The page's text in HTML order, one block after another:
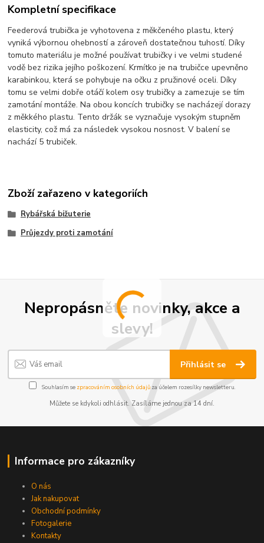
Kompletní specifikace
Feederová trubička je vyhotovena z měkčeného plastu, který
vyniká výbornou ohebností a zároveň dostatečnou tuhostí. Díky
tomuto materiálu je možné používat trubičky i ve velmi studené
vodě bez rizika jejího poškození. Krmítko je na trubičce upevněno
karabinkou, která se pohybuje na očku z pružinové oceli. Díky
tomu se velmi dobře otáčí kolem osy trubičky a zamezuje se tím
zamotání montáže. Na obou koncích trubičky se nacházejí dorazy
z měkkého plastu. Tento držák se vyznačuje vysokým stupněm
elasticity, což má za následek vysokou nosnost. V balení se
nachází 5 trubiček.
Zboží zařazeno v kategoriích
Rybářská bižuterie
Průjezdy proti zamotání
Nepropásněte novinky, akce a
slevy!
Přihlásit se
Souhlasím se zpracováním osobních údajůza účelem rozesílky newsletteru.
Můžete se kdykoli odhlásit. Zasíláme jednou za 14 dní.
Informace pro zákazníky
O nás
Jak nakupovat
Obchodní podmínky
Fotogalerie
Kontakty